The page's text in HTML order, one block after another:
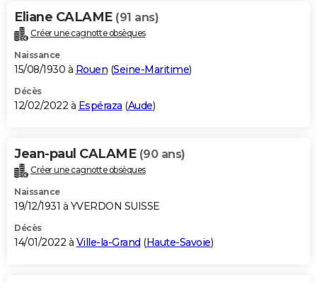
Eliane CALAME (91 ans)
Créer une cagnotte obsèques
Naissance
15/08/1930 à Rouen (Seine-Maritime)
Décès
12/02/2022 à Espéraza (Aude)
Jean-paul CALAME (90 ans)
Créer une cagnotte obsèques
Naissance
19/12/1931 à YVERDON SUISSE
Décès
14/01/2022 à Ville-la-Grand (Haute-Savoie)